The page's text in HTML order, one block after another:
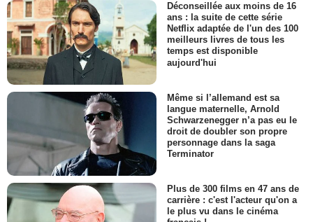
Déconseillée aux moins de 16
ans : la suite de cette série
Netflix adaptée de l'un des 100
meilleurs livres de tous les
temps est disponible
aujourd'hui
Même si l’allemand est sa
langue maternelle, Arnold
Schwarzenegger n’a pas eu le
droit de doubler son propre
personnage dans la saga
Terminator
Plus de 300 films en 47 ans de
carrière : c'est l'acteur qu'on a
le plus vu dans le cinéma